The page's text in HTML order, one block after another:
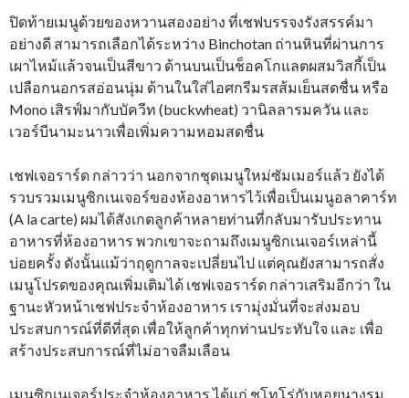
ปิดท้ายเมนูด้วยของหวานสองอย่าง ที่เชฟบรรจงรังสรรค์มา
อย่างดี สามารถเลือกได้ระหว่าง Binchotan ถ่านหินที่ผ่านการ
เผาไหม้แล้วจนเป็นสีขาว ด้านบนเป็นช็อคโกแลตผสมวิสกี้เป็น
เปลือกนอกรสอ่อนนุ่ม ด้านในใส่ไอศกรีมรสส้มเย็นสดชื่น หรือ
Mono เสิรฟ์มากับบัควีท (buckwheat) วานิลลารมควัน และ
เวอร์บีนามะนาวเพื่อเพิ่มความหอมสดชื่น
เชฟเจอราร์ด กล่าวว่า นอกจากชุดเมนูใหม่ซัมเมอร์แล้ว ยังได้
รวบรวมเมนูซิกเนเจอร์ของห้องอาหารไว้เพื่อเป็นเมนูอลาคาร์ท
(A la carte) ผมได้สังเกตลูกค้าหลายท่านที่กลับมารับประทาน
อาหารที่ห้องอาหาร พวกเขาจะถามถึงเมนูซิกเนเจอร์เหล่านี้
บ่อยครั้ง ดังนั้นแม้ว่าฤดูกาลจะเปลี่ยนไป แต่คุณยังสามารถสั่ง
เมนูโปรดของคุณเพิ่มเติมได้ เชฟเจอราร์ด กล่าวเสริมอีกว่า ใน
ฐานะหัวหน้าเชฟประจำห้องอาหาร เรามุ่งมั่นที่จะส่งมอบ
ประสบการณ์ที่ดีที่สุด เพื่อให้ลูกค้าทุกท่านประทับใจ และ เพื่อ
สร้างประสบการณ์ที่ไม่อาจลืมเลือน
เมนูซิกเนเจอร์ประจำห้องอาหาร ได้แก่ ชูโทโร่กับหอยนางรม